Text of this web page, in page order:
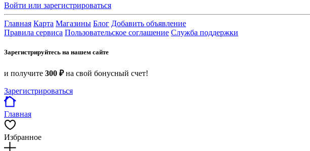
Войти или зарегистрироваться
Главная Карта Магазины Блог Добавить объявление
Правила сервиса Пользовательское соглашение Служба поддержки
Зарегистрируйтесь на нашем сайте
и получите 300 ₽на свой бонусный счет!
Зарегистрироваться
Главная
Избранное